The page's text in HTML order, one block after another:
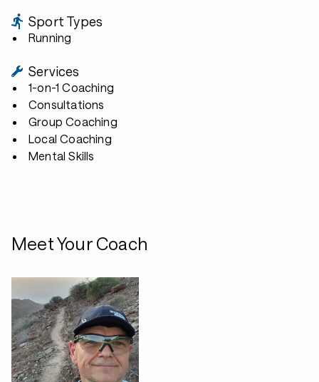
Sport Types
Running
Services
1-on-1 Coaching
Consultations
Group Coaching
Local Coaching
Mental Skills
Meet Your Coach